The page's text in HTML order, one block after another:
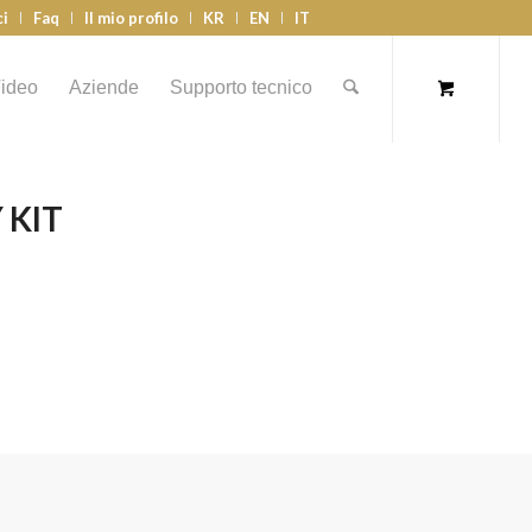
Faq Il mio profilo KR EN IT
Aziende Supporto tecnico
KIT